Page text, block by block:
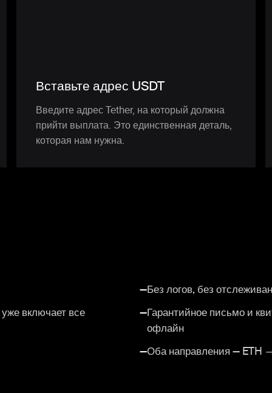
Вставьте адрес USDT
Введите адрес Tether, на который должна
прийти выплата. Это единственная деталь,
которая нам нужна.
—Без логов, без
включает все
—Гарантийное письмо и
офлайн
—Оба направления — ETH